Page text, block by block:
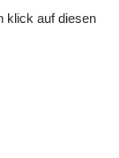
klick auf diesen